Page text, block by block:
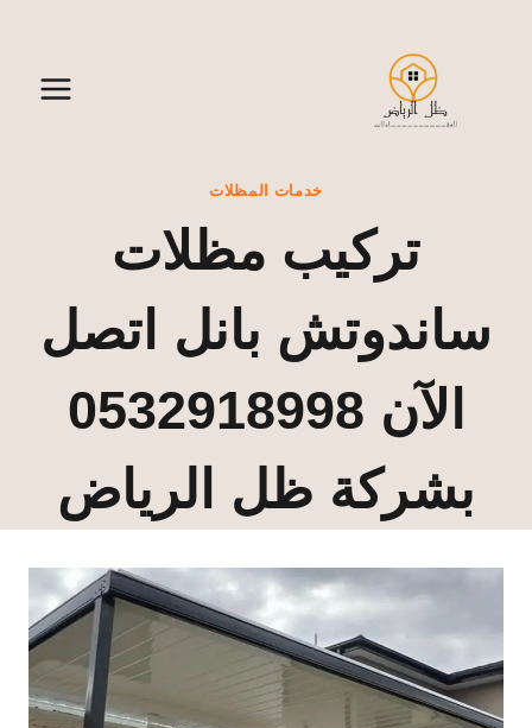
خدمات المظلات
تركيب مظلات
ساندوتش بانل اتصل
الآن 0532918998
بشركة ظل الرياض